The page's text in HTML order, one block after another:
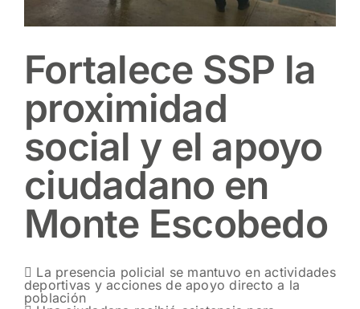
Fortalece SSP la
proximidad
social y el apoyo
ciudadano en
Monte Escobedo
 La presencia policial se mantuvo en actividades
deportivas y acciones de apoyo directo a la
población